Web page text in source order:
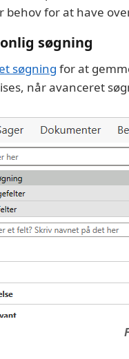
behov for at have
søgning
søgning for at
når avanceret